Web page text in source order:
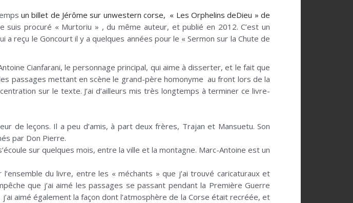
un billet de Jérôme sur unwestern corse, « Les Orphelins deDieu » de
suis procuré « Murtoriu » , du même auteur, et publié en 2012. C’est un
reçu le Goncourt il y a quelques années pour le « Sermon sur la Chute de
Cianfarani, le personnage principal, qui aime à disserter, et le fait que
passages mettant en scène le grand-père homonyme au front lors de la
sur le texte. J’ai d’ailleurs mis très longtemps à terminer ce livre-
de leçons. Il a peu d’amis, à part deux frères, Trajan et Mansuetu. Son
par Don Pierre.
sur quelques mois, entre la ville et la montagne. Marc-Antoine est un
du livre, entre les « méchants » que j’ai trouvé caricaturaux et
que j’ai aimé les passages se passant pendant la Première Guerre
aimé également la façon dont l’atmosphère de la Corse était recréée, et